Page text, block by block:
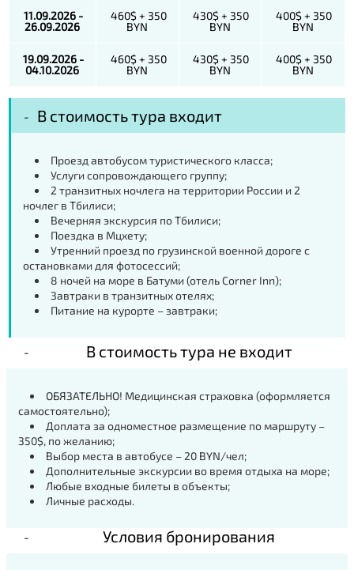
11.09.2026 -
26.09.2026
460$ + 350
BYN
430$ + 350
BYN
400$ + 350
BYN
19.09.2026 -
04.10.2026
460$ + 350
BYN
430$ + 350
BYN
400$ + 350
BYN
В стоимость тура входит
Проезд автобусом туристического класса;
Услуги сопровождающего группу;
2 транзитных ночлега на территории России и 2
ночлег в Тбилиси;
Вечерняя экскурсия по Тбилиси;
Поездка в Мцхету;
Утренний проезд по грузинской военной дороге с
остановками для фотосессий;
8 ночей на море в Батуми (отель Corner Inn);
Завтраки в транзитных отелях;
Питание на курорте – завтраки;
В стоимость тура не входит
ОБЯЗАТЕЛЬНО! Медицинская страховка (оформляется
самостоятельно);
Доплата за одноместное размещение по маршруту –
350$, по желанию;
Выбор места в автобусе – 20 BYN/чел;
Дополнительные экскурсии во время отдыха на море;
Любые входные билеты в объекты;
Личные расходы.
Условия бронирования